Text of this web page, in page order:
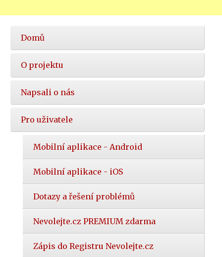
Hlavní
nabídka
Domů
O projektu
Napsali o nás
Pro uživatele
Mobilní aplikace - Android
Mobilní aplikace - iOS
Dotazy a řešení problémů
Nevolejte.cz PREMIUM zdarma
Zápis do Registru Nevolejte.cz